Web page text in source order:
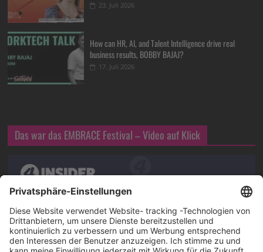
23. Juli 2026
How can HR, AI, and Talent Intelligence drive real
business results, BOBBY BAJAJ?
17. Juli 2026
Das war das EMBRACE Festival – Video auf Klick